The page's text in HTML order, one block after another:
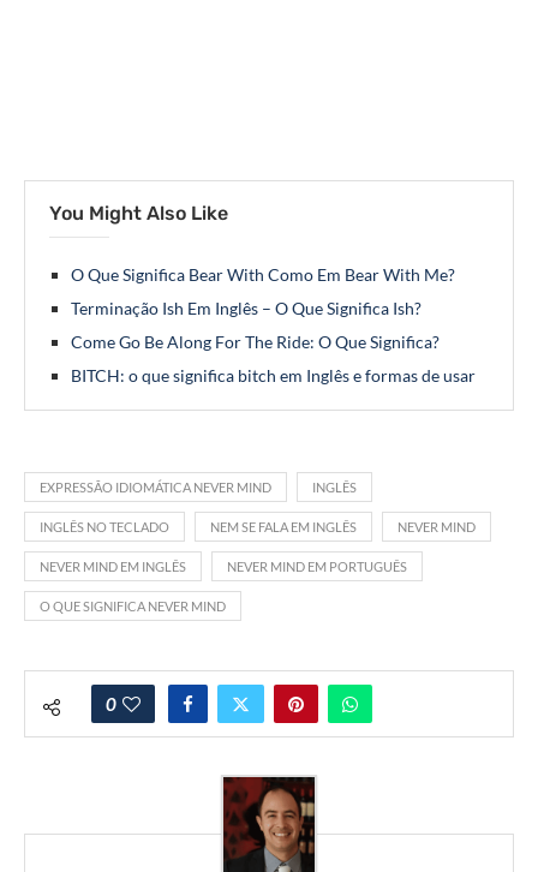
You Might Also Like
O Que Significa Bear With Como Em Bear With Me?
Terminação Ish Em Inglês – O Que Significa Ish?
Come Go Be Along For The Ride: O Que Significa?
BITCH: o que significa bitch em Inglês e formas de usar
EXPRESSÃO IDIOMÁTICA NEVER MIND INGLÊS
INGLÊS NO TECLADO NEM SE FALA EM INGLÊS NEVER MIND
NEVER MIND EM INGLÊS NEVER MIND EM PORTUGUÊS
O QUE SIGNIFICA NEVER MIND
0